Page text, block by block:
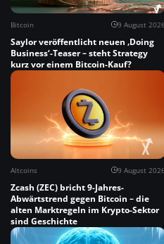
Bitcoin 9 August 2026
Saylor veröffentlicht neuen ‚Doing
Business‘-Teaser – steht Strategy
kurz vor einem Bitcoin-Kauf?
Altcoins 9 August 2026
Zcash (ZEC) bricht 9-Jahres-
Abwärtstrend gegen Bitcoin – die
alten Marktregeln im Krypto-Sektor
sind Geschichte